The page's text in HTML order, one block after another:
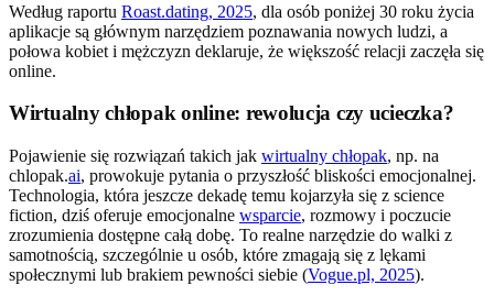
Według raportu Roast.dating, 2025, dla osób poniżej 30 roku życia
aplikacje są głównym narzędziem poznawania nowych ludzi, a
połowa kobiet i mężczyzn deklaruje, że większość relacji zaczęła się
online.
Wirtualny chłopak online: rewolucja czy ucieczka?
Pojawienie się rozwiązań takich jak wirtualny chłopak, np. na
chlopak.ai, prowokuje pytania o przyszłość bliskości emocjonalnej.
Technologia, która jeszcze dekadę temu kojarzyła się z science
fiction, dziś oferuje emocjonalne wsparcie, rozmowy i poczucie
zrozumienia dostępne całą dobę. To realne narzędzie do walki z
samotnością, szczególnie u osób, które zmagają się z lękami
społecznymi lub brakiem pewności siebie (Vogue.pl, 2025).